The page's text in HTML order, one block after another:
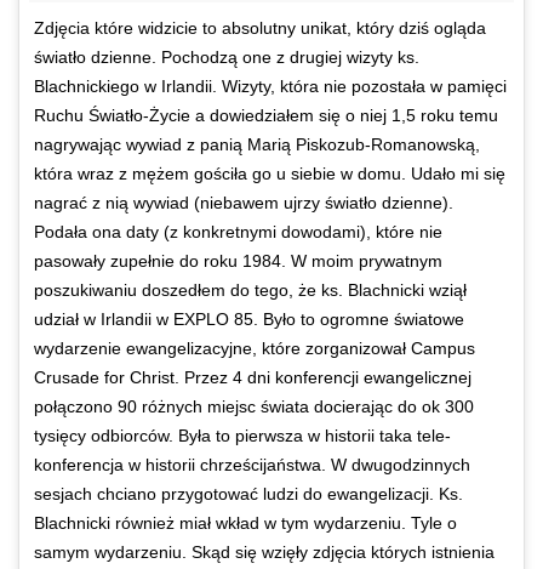
Zdjęcia które widzicie to absolutny unikat, który dziś ogląda
światło dzienne. Pochodzą one z drugiej wizyty ks.
Blachnickiego w Irlandii. Wizyty, która nie pozostała w pamięci
Ruchu Światło-Życie a dowiedziałem się o niej 1,5 roku temu
nagrywając wywiad z panią Marią Piskozub-Romanowską,
która wraz z mężem gościła go u siebie w domu. Udało mi się
nagrać z nią wywiad (niebawem ujrzy światło dzienne).
Podała ona daty (z konkretnymi dowodami), które nie
pasowały zupełnie do roku 1984. W moim prywatnym
poszukiwaniu doszedłem do tego, że ks. Blachnicki wziął
udział w Irlandii w EXPLO 85. Było to ogromne światowe
wydarzenie ewangelizacyjne, które zorganizował Campus
Crusade for Christ. Przez 4 dni konferencji ewangelicznej
połączono 90 różnych miejsc świata docierając do ok 300
tysięcy odbiorców. Była to pierwsza w historii taka tele-
konferencja w historii chrześcijaństwa. W dwugodzinnych
sesjach chciano przygotować ludzi do ewangelizacji. Ks.
Blachnicki również miał wkład w tym wydarzeniu. Tyle o
samym wydarzeniu. Skąd się wzięły zdjęcia których istnienia